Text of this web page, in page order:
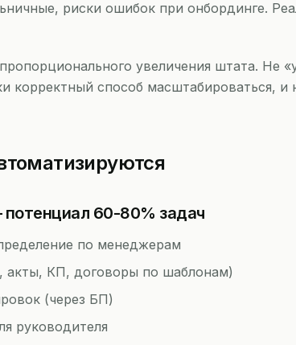
риски ошибок при онбординге.
увеличения штата. Не
корректный способ масштабироваться, и
60-80% задач
по менеджерам
акты, КП, договоры по шаблонам)
(через БП)
руководителя